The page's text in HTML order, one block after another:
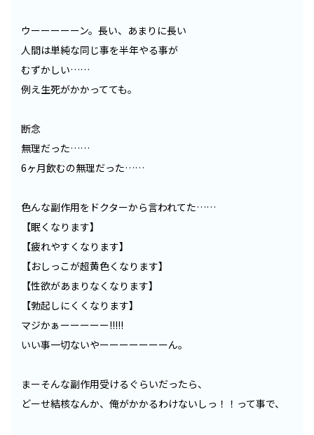
ウーーーーーン。長い、あまりに長い
人間は単純な同じ事を半年やる事が
むずかしい……
例え生死がかかってても。
断念
無理だった……
6ヶ月飲むの無理だった……
色んな副作用をドクターから言われてた……
【眠くなります】
【疲れやすくなります】
【おしっこが超黄色くなります】
【性欲があまりなくなります】
【勃起しにくくなります】
マジかぁーーーーー!!!!!
いい事一切ないやーーーーーーーん。
まーそんな副作用受けるぐらいだったら、
どーせ結核なんか、俺がかかるわけないしっ！！って事で、